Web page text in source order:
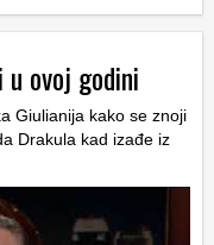
ovoj godini
Giulianija kako se znoji
Drakula kad izađe iz